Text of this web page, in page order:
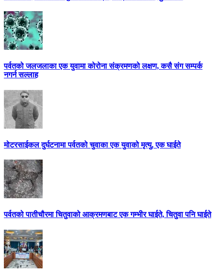
पर्वतको जलजलाका एक युवामा कोरोना संक्रमणको लक्षण, कसै संग सम्पर्क
नगर्न सल्लाह
मोटरसाईकल दुर्घटनामा पर्वतको चुवाका एक युवाको मृत्यु, एक घाईते
पर्वतको पातीचौरमा चितुवाको आक्रमणबाट एक गम्भीर घाईते, चितुवा पनि घाईते